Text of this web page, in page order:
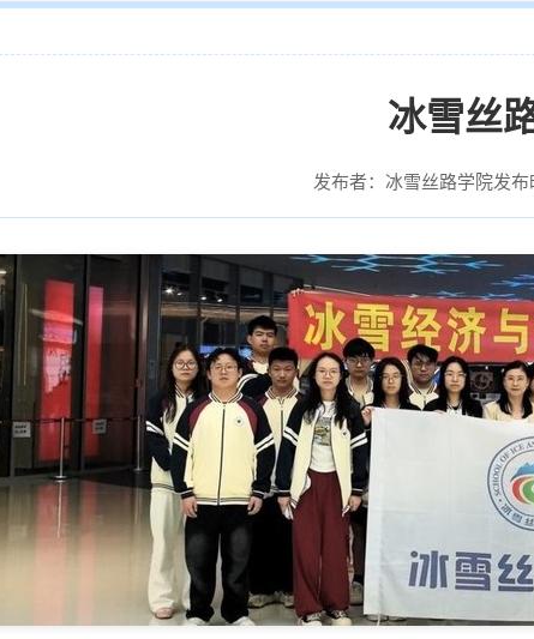
冰雪丝
发布者：冰雪丝路学院发